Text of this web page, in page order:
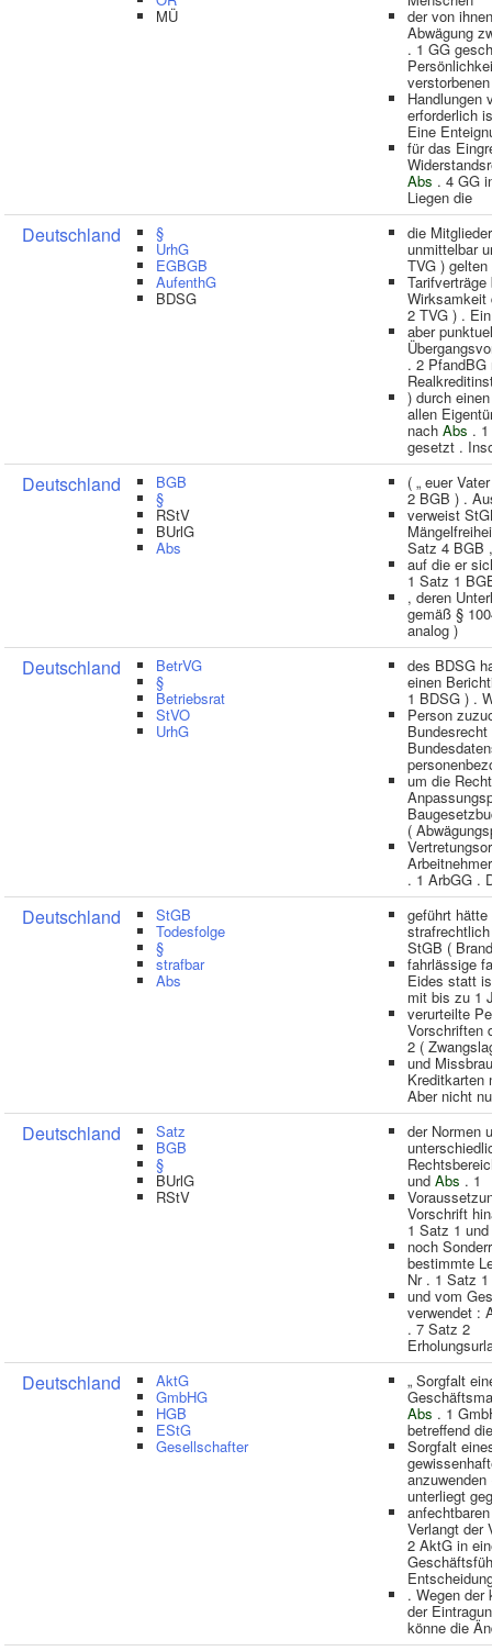
MÜ der von
Abwägung
. 1 GG
Handlungen
erforderlich
Eine
für das
Abs . 4 GG
Liegen die
Deutschland §
UrhG
EGBGB
AufenthG
BDSG
die
unmittelbar
TVG )
2 TVG ) .
aber
. 2
) durch
allen
nach Abs .
gesetzt .
Deutschland BGB
§
RStV
BUrlG
Abs
( „ euer
2 BGB ) .
verweist
Satz 4 BGB
auf die er
1 Satz 1
, deren
gemäß §
analog )
Deutschland BetrVG
§
Betriebsrat
StVO
UrhG
des BDSG
einen
1 BDSG ) .
Person
um die
(
. 1 ArbGG .
Deutschland StGB
Todesfolge
§
strafbar
Abs
geführt
StGB (
fahrlässige
Eides statt
mit bis zu 1
verurteilte
Vorschriften
2 (
und
Kreditkarten
Aber nicht
Deutschland Satz
BGB
§
BUrlG
RStV
der Normen
und Abs . 1
Vorschrift
1 Satz 1 und
noch
bestimmte
Nr . 1 Satz
und vom
verwendet :
. 7 Satz 2
Deutschland AktG
GmbHG
HGB
EStG
Gesellschafter
„ Sorgfalt
Abs . 1
betreffend die
Sorgfalt
unterliegt
Verlangt der
2 AktG in
. Wegen der
der
könne die